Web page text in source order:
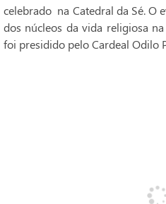
celebrado na Catedral da Sé. O
dos núcleos da vida religiosa
foi presidido pelo Cardeal Odilo